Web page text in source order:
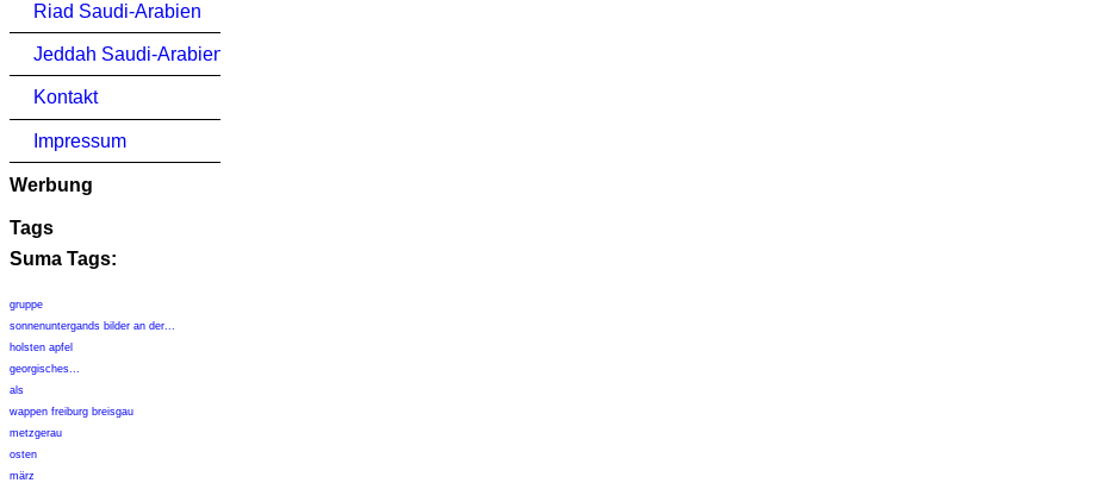
Riad Saudi-Arabien
Jeddah Saudi-Arabien
Kontakt
Impressum
Werbung
Tags
Suma Tags:
gruppe
sonnenuntergands bilder an der...
holsten apfel
georgisches...
als
wappen freiburg breisgau
metzgerau
osten
märz